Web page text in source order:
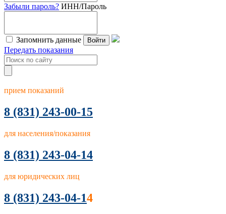
Забыли пароль? ИНН/Пароль
Запомнить данные Войти
Передать показания
прием показаний
8 (831) 243-00-15
для населения/показания
8 (831) 243-04-14
для юридических лиц
8 (831) 243-04-14